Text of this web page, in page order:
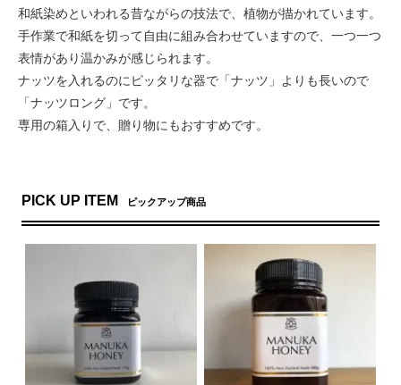
和紙染めといわれる昔ながらの技法で、植物が描かれています。
手作業で和紙を切って自由に組み合わせていますので、一つ一つ
表情があり温かみが感じられます。
ナッツを入れるのにピッタリな器で「ナッツ」よりも長いので
「ナッツロング」です。
専用の箱入りで、贈り物にもおすすめです。
PICK UP ITEM ピックアップ商品